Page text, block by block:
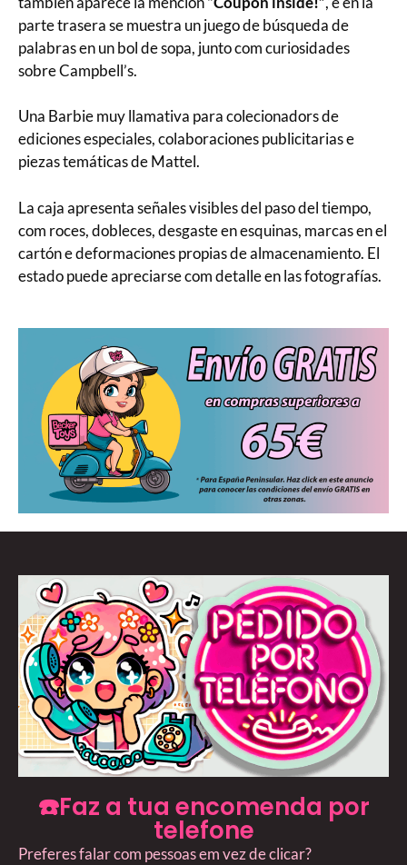
parte trasera se muestra un juego de búsqueda de
palabras en un bol de sopa, junto com curiosidades
sobre Campbell’s.
Una Barbie muy llamativa para colecionadors de
ediciones especiales, colaboraciones publicitarias e
piezas temáticas de Mattel.
La caja apresenta señales visibles del paso del tiempo,
com roces, dobleces, desgaste en esquinas, marcas en el
cartón e deformaciones propias de almacenamiento. El
estado puede apreciarse com detalle en las fotografías.
☎️Faz a tua encomenda por
telefone
Preferes falar com pessoas em vez de clicar?